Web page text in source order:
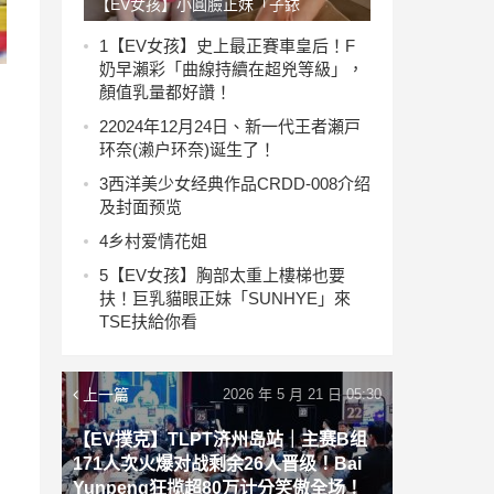
【EV女孩】小圓臉正妹「子銥
Cynthia」海島度假，泳衣戲水讓粉絲
直呼：太頂了
1 【EV女孩】史上最正賽車皇后！F
奶早瀨彩「曲線持續在超兇等級」，
顏值乳量都好讚！
22024年12月24日、新一代王者瀬戸
环奈(濑户环奈)诞生了！
3西洋美少女经典作品CRDD-008介绍
及封面预览
4乡村爱情花姐
5 【EV女孩】胸部太重上樓梯也要
扶！巨乳貓眼正妹「SUNHYE」來
TSE扶給你看
上一篇
【EV撲克】TLPT济州岛站｜主赛B组
171人次火爆对战剩余26人晋级！Bai
Yunpeng狂揽超80万计分笑傲全场！
2026 年 5 月 21 日 05:30